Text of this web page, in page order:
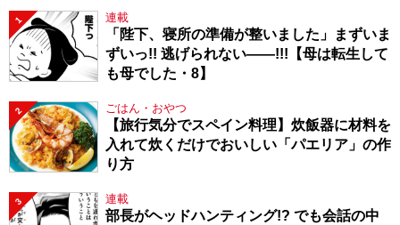
1 連載
「陛下、寝所の準備が整いました」まずいま
ずいっ!! 逃げられない――!!!【母は転生して
も母でした・8】
2 ごはん・おやつ
【旅行気分でスペイン料理】炊飯器に材料を
入れて炊くだけでおいしい「パエリア」の作
り方
3 連載
部長がヘッドハンティング!? でも会話の中